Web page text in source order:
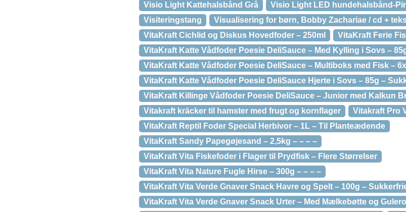
Visio Light Kattehalsbånd Grå
Visio Light LED hundehalsbånd-
Visiteringstang
Visualisering for børn, Bobby Zachariae / cd +
VitaKraft Cichlid og Diskus Hovedfoder – 250ml
VitaKraft Ferie
VitaKraft Katte Vådfoder Poesie DeliSauce – Med Kylling i Sovs –
VitaKraft Katte Vådfoder Poesie DeliSauce – Multiboks med Fisk –
VitaKraft Katte Vådfoder Poesie DeliSauce Hjerte i Sovs – 85g –
VitaKraft Killinge Vådfoder Poesie DeliSauce – Junior med Kalkun
Vitakraft kräcker til hamster med frugt og kornflager
Vitakraft Pro
VitaKraft Reptil Foder Special Herbivor – 1L – Til Planteædende
VitaKraft Sandy Papegøjesand – 2,5kg – – – –
VitaKraft Vita Fiskefoder i Flager til Prydfisk – Flere Størrelser
VitaKraft Vita Nature Fugle Hirse – 300g – – – –
VitaKraft Vita Verde Gnaver Snack Havre og Spelt – 100g –
VitaKraft Vita Verde Gnaver Snack Urter – Med Mælkebøtte og